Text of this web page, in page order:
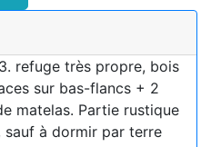
refuge très propre, bois
sur bas-flancs + 2
matelas. Partie rustique
à dormir par terre